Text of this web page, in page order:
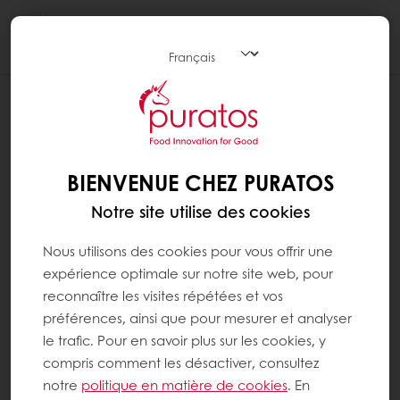
AJOUTER UN RACCOURCI MYPURATOS
À L'ÉCRAN D'ACCUEIL DE VOTRE
Sur un iPhone Cette option n'est disponible
qu'avec Safari.
Ouvrez MyPuratos avec Safari, puis cliquez sur
l'icône en bas de votre écran, avec une
flèche pointant vers le haut ;
Choisissez l'option "Sur l'écran d'accueil" ;
BIENVENUE CHEZ PURATOS
Notre site utilise des cookies
Nous utilisons des cookies pour vous offrir une
expérience optimale sur notre site web, pour
reconnaître les visites répétées et vos
préférences, ainsi que pour mesurer et analyser
le trafic. Pour en savoir plus sur les cookies, y
compris comment les désactiver, consultez
notre politique en matière de cookies. En